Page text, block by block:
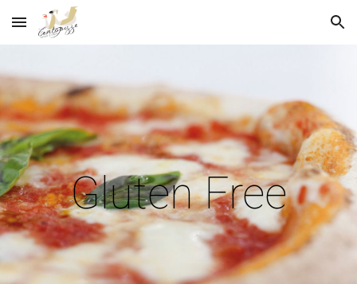
Skip to main content Skip to navigation
Gluten Free